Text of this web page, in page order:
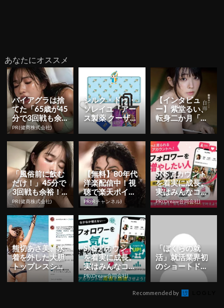
あなたにオススメ
バイアグラは捨
てた「65歳が45
分で3回戦も余
裕」980円で朝
まで絶好調！
PR(健商株式会社)
シルク・ドゥ・
ソレイユ『アー
ス製薬 クーザ』
東京公演の日程
＆チケット情報
解禁！日...
【インタビュ
ー】紫堂るい、
転身二か月「も
っと知っていた
だくことを目標
に」 初ヘア...
「風俗前に飲む
だけ！」45分で
3回戦も余裕！9
80円で朝まで絶
好調
PR(健商株式会社)
【無料】80年代
洋楽配信中！視
聴で楽天ポイン
ト貯まる
PR(Rチャンネル)
SNSアカウント
を着実に成長。
実はみんなココ
使ってます。
PR(Dreaw合同会社)
熊切あさ美、水
着を外した大胆
トップレスショ
ット披露！16年
ぶり写真集
SNSアカウント
を着実に成長。
実はみんなココ
使ってます。
PR(Dreaw合同会社)
「ぼくらの就
活」就活業界初
のショートドラ
マシリーズを本
日より公開！ | Y
ESN...
Recommended by